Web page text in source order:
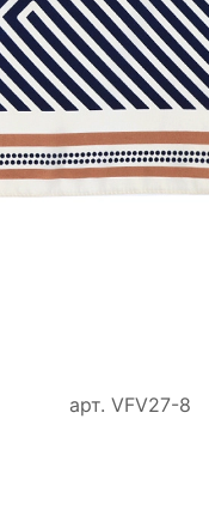
арт. VFV27-8